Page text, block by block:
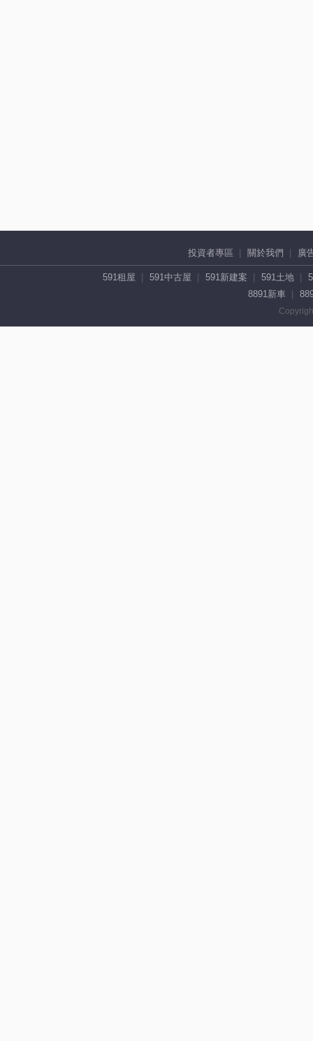
投資者專區 關於我們 廣
591租屋 591中古屋 591新建案 591土地
8891新車